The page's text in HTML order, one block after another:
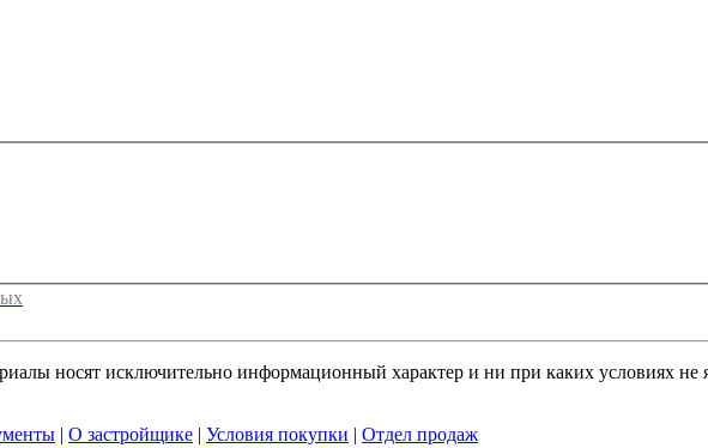
носят исключительно информационный характер и ни при каких условиях
| О застройщике | Условия покупки | Отдел продаж